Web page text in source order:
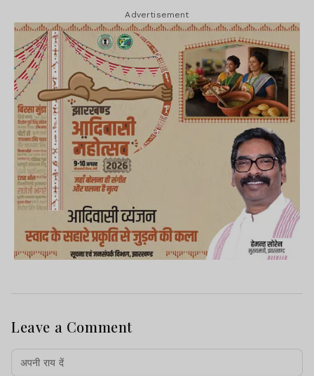
Advertisement
Leave a Comment